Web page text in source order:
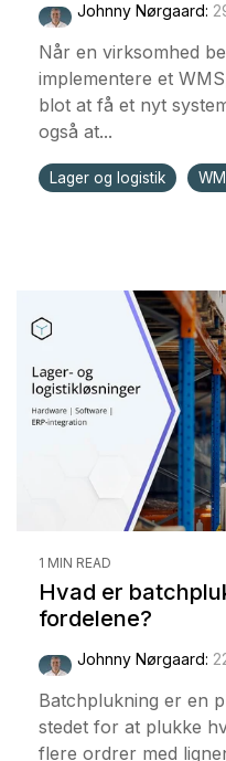
Johnny Nørgaard:
Når en virksomhed
implementere et
blot at få et nyt
også at...
Lager og logistik
1 MIN READ
Hvad er
fordelene?
Johnny Nørgaard:
Batchplukning er en
stedet for at plukke
flere ordrer med